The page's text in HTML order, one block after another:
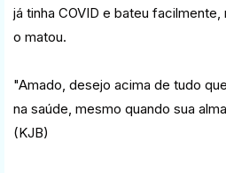
já tinha COVID e bateu
o matou.
"Amado, desejo acima de tudo
na saúde, mesmo quando sua
(KJB)